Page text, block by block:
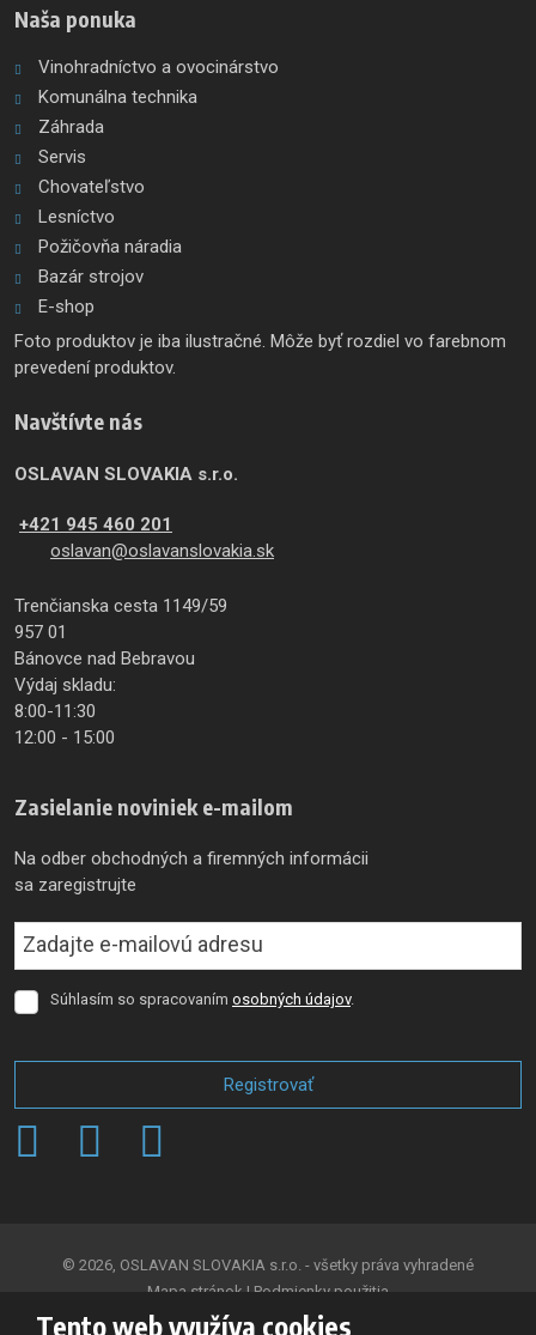
Naša ponuka
Vinohradníctvo a ovocinárstvo
Komunálna technika
Záhrada
Servis
Chovateľstvo
Lesníctvo
Požičovňa náradia
Bazár strojov
E-shop
Foto produktov je iba ilustračné. Môže byť rozdiel vo farebnom
prevedení produktov.
Navštívte nás
OSLAVAN SLOVAKIA s.r.o.
+421 945 460 201
oslavan@oslavanslovakia.sk
Trenčianska cesta 1149/59
957 01
Bánovce nad Bebravou
Výdaj skladu:
8:00-11:30
12:00 - 15:00
Zasielanie noviniek e-mailom
Na odber obchodných a firemných informácii
sa zaregistrujte
Súhlasím
osobných
Súhlasím so spracovaním osobných údajov.
Registrovať
Formulár
© 2026, OSLAVAN SLOVAKIA s.r.o. - všetky práva vyhradené
Mapa stránok | Podmienky použitia
VYTVORILA
Tento web využíva cookies